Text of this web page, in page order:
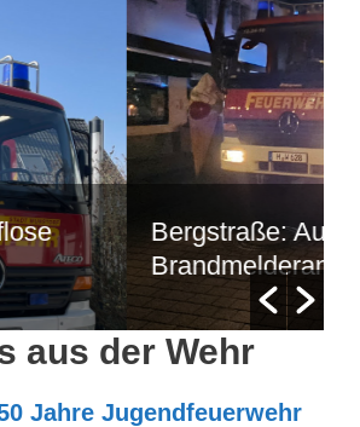
Bergstraße: Ausgelöste
Brandmelderanlage
aus der Wehr
Jahre Jugendfeuerwehr